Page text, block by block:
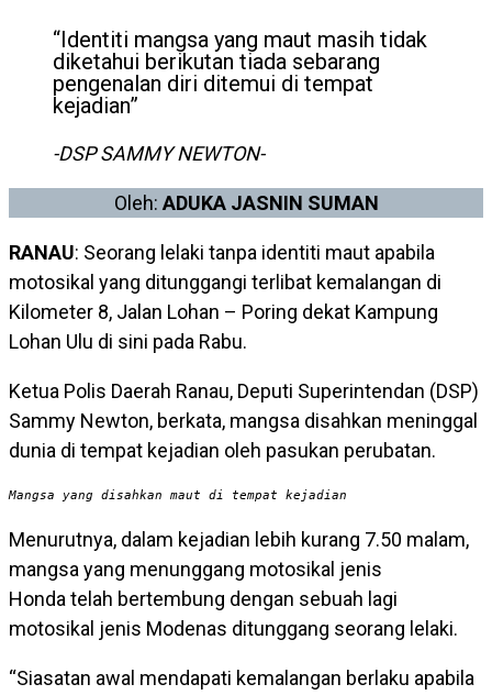
“Identiti mangsa yang maut masih tidak
diketahui berikutan tiada sebarang
pengenalan diri ditemui di tempat
kejadian”
-DSP SAMMY NEWTON-
Oleh: ADUKA JASNIN SUMAN
RANAU: Seorang lelaki tanpa identiti maut apabila
motosikal yang ditunggangi terlibat kemalangan di
Kilometer 8, Jalan Lohan – Poring dekat Kampung
Lohan Ulu di sini pada Rabu.
Ketua Polis Daerah Ranau, Deputi Superintendan (DSP)
Sammy Newton, berkata, mangsa disahkan meninggal
dunia di tempat kejadian oleh pasukan perubatan.
Mangsa yang disahkan maut di tempat kejadian
Menurutnya, dalam kejadian lebih kurang 7.50 malam,
mangsa yang menunggang motosikal jenis
Honda telah bertembung dengan sebuah lagi
motosikal jenis Modenas ditunggang seorang lelaki.
“Siasatan awal mendapati kemalangan berlaku apabila